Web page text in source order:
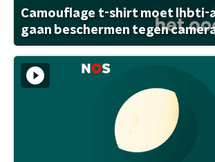
Camouflage t-shirt moet lhbti-
gaan beschermen tegen